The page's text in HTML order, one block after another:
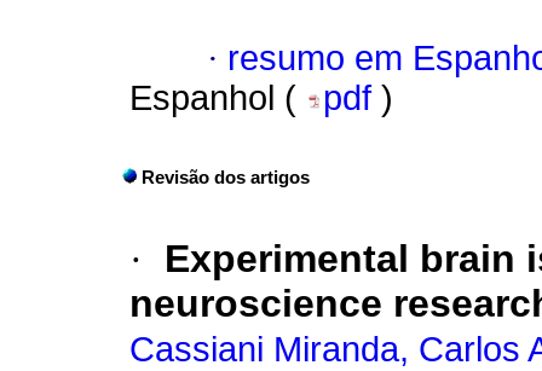
· resumo em
Espanhol (
pdf )
Revisão dos artigos
·
Experimental brain
neuroscience
Cassiani Miranda, Carlos